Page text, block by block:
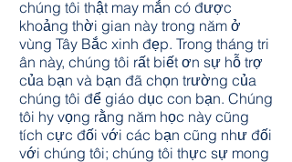
chúng tôi thật may mắn có được
khoảng thời gian này trong năm ở
vùng Tây Bắc xinh đẹp. Trong tháng tri
ân này, chúng tôi rất biết ơn sự hỗ trợ
của bạn và bạn đã chọn trường của
chúng tôi để giáo dục con bạn. Chúng
tôi hy vọng rằng năm học này cũng
tích cực đối với các bạn cũng như đối
với chúng tôi; chúng tôi thực sự mong